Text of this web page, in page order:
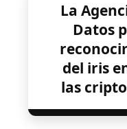
La
Datos
del iris
las